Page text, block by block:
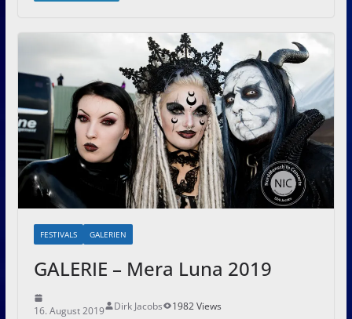
FESTIVALS GALERIEN
GALERIE – Mera Luna 2019
16. August 2019 Dirk Jacobs
1982 Views